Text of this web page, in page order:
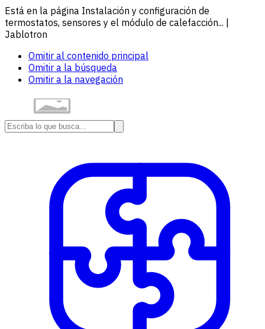
Está en la página Instalación y configuración de
termostatos, sensores y el módulo de calefacción... |
Jablotron
Omitir al contenido principal
Omitir a la búsqueda
Omitir a la navegación